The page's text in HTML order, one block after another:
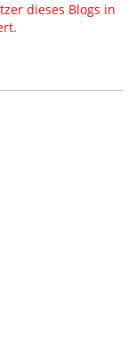
dieses Blogs in